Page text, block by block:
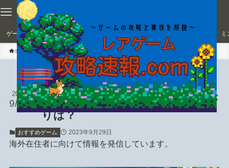
ゲーム紹介 おすすめゲーム
ホーム おすすめゲーム
【ゼルダ 新作】ティアーズ オブ
ザ キングダム！魅力と前作の繋が
りは？
2023
9/29
おすすめゲーム 2023年9月29日
海外在住者に向けて情報を発信しています。